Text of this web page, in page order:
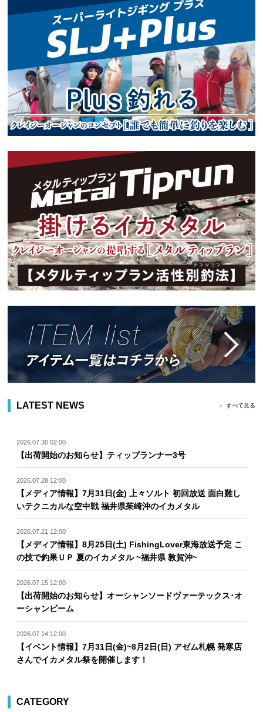
LATEST NEWS すべて見る
2026.07.30 02:00
【出荷開始のお知らせ】ティップランナー3号
2026.07.28 12:00
【メディア情報】7月31日(金) 上々ソルト 初回放送 面白難し
いテクニカルな空中戦 福井県茱崎沖のイカメタル
2026.07.21 12:00
【メディア情報】8月25日(土) FishingLover東海放送予定 こ
の技で釣果ＵＰ 夏のイカメタル ~福井県 敦賀沖~
2026.07.15 12:00
【出荷開始のお知らせ】オーシャンソードヴァーテックス･オ
ーシャンビーム
2026.07.14 12:00
【イベント情報】7月31日(金)~8月2日(日) アゼム札幌 発寒店
さんでイカメタル祭を開催します！
CATEGORY